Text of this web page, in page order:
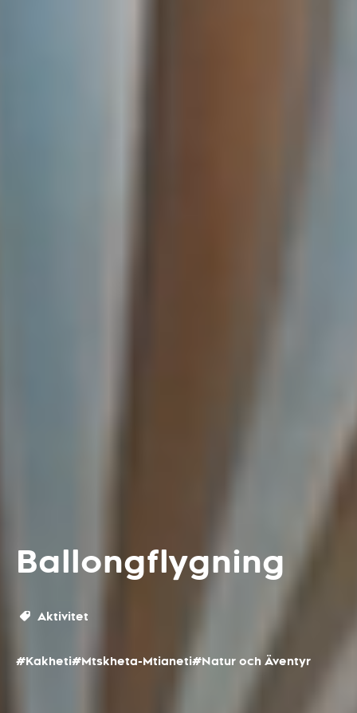
Ballongflygning
Aktivitet
#Kakheti#Mtskheta-Mtianeti#Natur och Äventyr